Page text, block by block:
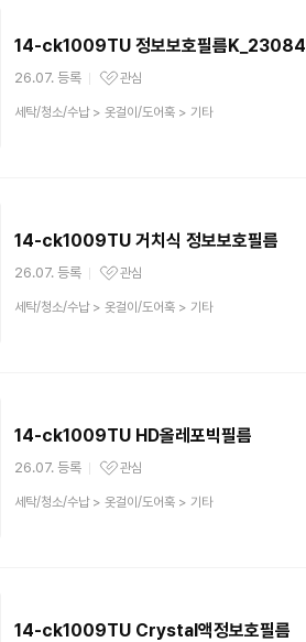
14-ck1009TU 정보보호필름
26.07. 등록
관심상품
관심
상
세탁/청소/수납> 옷걸이/도어훅> 기타
14-ck1009TU 거치식 정보보호필름
26.07. 등록
관심상품
관심
상
세탁/청소/수납> 옷걸이/도어훅> 기타
14-ck1009TU HD올레포빅필름
26.07. 등록
관심상품
관심
상
세탁/청소/수납> 옷걸이/도어훅> 기타
14-ck1009TU Crystal액정보호필름